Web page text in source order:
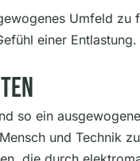
Umfeld zu
einer Entlastung.
so ein
und Technik